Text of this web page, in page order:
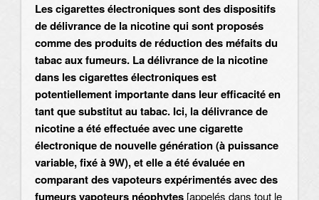
Les cigarettes électroniques sont des dispositifs
de délivrance de la nicotine qui sont proposés
comme des produits de réduction des méfaits du
tabac aux fumeurs. La délivrance de la nicotine
dans les cigarettes électroniques est
potentiellement importante dans leur efficacité en
tant que substitut au tabac. Ici, la délivrance de
nicotine a été effectuée avec une cigarette
électronique de nouvelle génération (à puissance
variable, fixé à 9W), et elle a été évaluée en
comparant des vapoteurs expérimentés avec des
fumeurs vapoteurs néophytes [appelés dans tout le